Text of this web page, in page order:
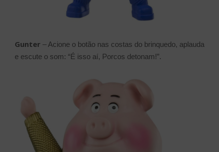
Gunter – Acione o botão nas costas do brinquedo, aplauda
e escute o som: “É isso aí, Porcos detonam!”.